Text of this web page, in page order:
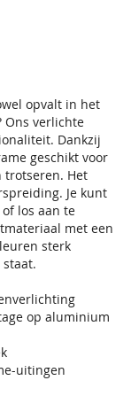
opvalt in het
Ons verlichte
Dankzij
geschikt voor
trotseren. Het
Je kunt
los aan te
met een
sterk
op aluminium
uitingen